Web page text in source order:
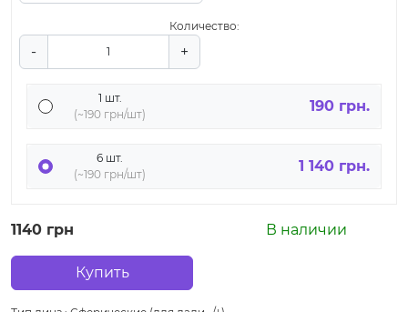
Количество:
- +
1 шт.
(~190 грн/шт)
190 грн.
6 шт.
(~190 грн/шт)
1 140 грн.
1140 грн В наличии
Купить